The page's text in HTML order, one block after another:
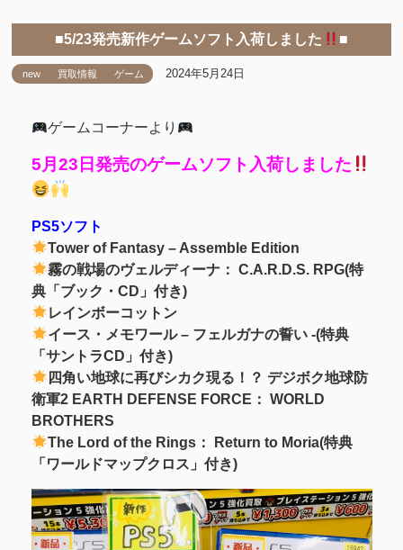
■5/23発売新作ゲームソフト入荷しました ■
new 買取情報 ゲーム 2024年5月24日
ゲームコーナーより
5月23日発売のゲームソフト入荷しました
PS5ソフト
Tower of Fantasy – Assemble Edition
霧の戦場のヴェルディーナ： C.A.R.D.S. RPG(特
典「ブック・CD」付き)
レインボーコットン
イース・メモワール – フェルガナの誓い -(特典
「サントラCD」付き)
四角い地球に再びシカク現る！？ デジボク地球防
衛軍2 EARTH DEFENSE FORCE： WORLD
BROTHERS
The Lord of the Rings： Return to Moria(特典
「ワールドマップクロス」付き)